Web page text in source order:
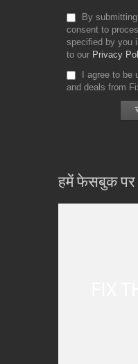
By
consent to
specified by you
to our Privacy
I agree to be
and deals from
हमें फेसबुक